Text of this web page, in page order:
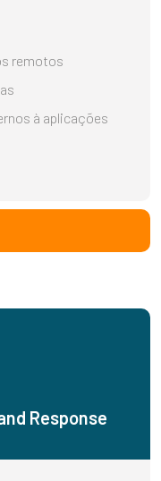
remotos
à aplicações
Response